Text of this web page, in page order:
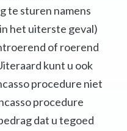
te sturen namens
het uiterste geval)
of roerend
kunt u ook
procedure niet
procedure
dat u tegoed